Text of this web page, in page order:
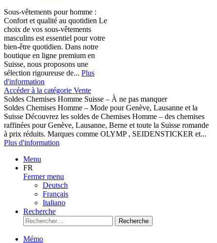
Sous-vêtements pour homme :
Confort et qualité au quotidien Le
choix de vos sous-vêtements
masculins est essentiel pour votre
bien-être quotidien. Dans notre
boutique en ligne premium en
Suisse, nous proposons une
sélection rigoureuse de... Plus
d'information
Accéder à la catégorie Vente
Soldes Chemises Homme Suisse – À ne pas manquer
Soldes Chemises Homme – Mode pour Genève, Lausanne et la
Suisse Découvrez les soldes de Chemises Homme – des chemises
raffinées pour Genève, Lausanne, Berne et toute la Suisse romande
à prix réduits. Marques comme OLYMP , SEIDENSTICKER et...
Plus d'information
Menu
FR
Fermer menu
Deutsch
Français
Italiano
Recherche
Recherche
Mémo